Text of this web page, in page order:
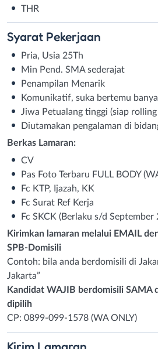
THR
Syarat Pekerjaan
Pria, Usia 25Th
Min Pend. SMA sederajat
Penampilan Menarik
Komunikatif, suka bertemu
Jiwa Petualang tinggi (siap
Diutamakan pengalaman di
Berkas Lamaran:
CV
Pas Foto Terbaru FULL BODY
Fc KTP, Ijazah, KK
Fc Surat Ref Kerja
Fc SKCK (Berlaku s/d September
Kirimkan lamaran melalui EMAIL
SPB-Domisili
Contoh: bila anda berdomisili di
Jakarta”
Kandidat WAJIB berdomisili SAMA
dipilih
CP: 0899-099-1578 (WA ONLY)